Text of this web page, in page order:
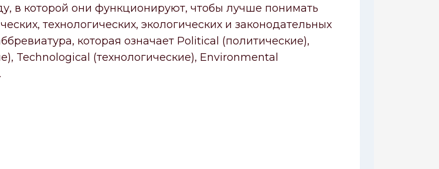
в которой они функционируют, чтобы лучше понимать
технологических, экологических и законодательных
которая означает Political (политические),
Technological (технологические), Environmental